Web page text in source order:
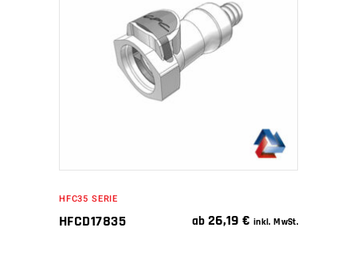
IN DEN WARENKORB
HFC35 SERIE
HFCD17835 ab 26,19€ inkl. MwSt.